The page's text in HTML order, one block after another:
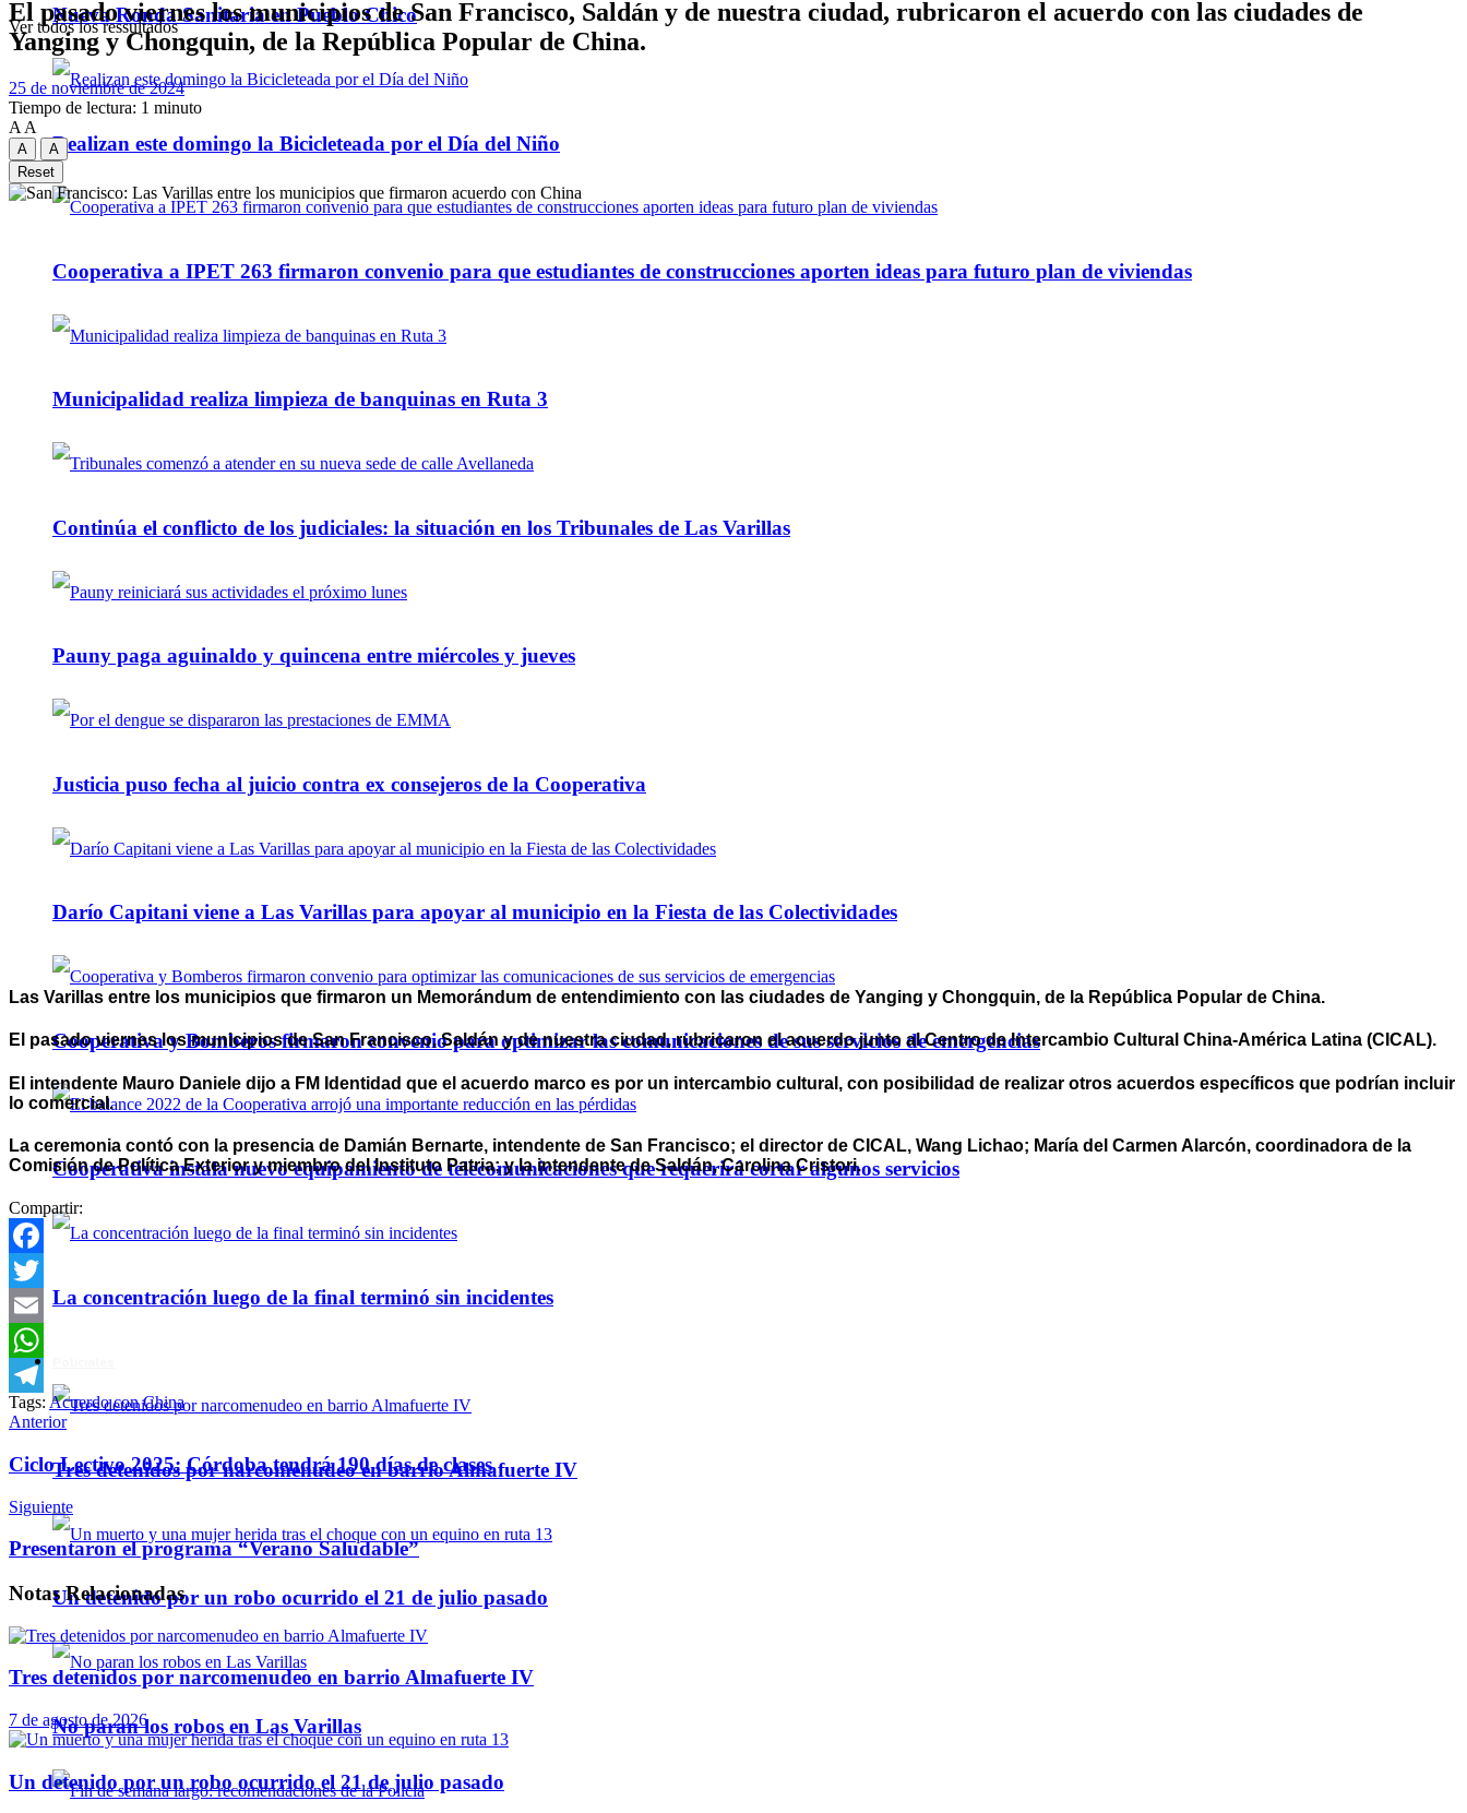
Nueva Ronda Sanitaria en Pueblo Chico
Realizan este domingo la Bicicleteada por el Día del Niño
Cooperativa a IPET 263 firmaron convenio para que estudiantes de construcciones aporten ideas para futuro plan de viviendas
Municipalidad realiza limpieza de banquinas en Ruta 3
Continúa el conflicto de los judiciales: la situación en los Tribunales de Las Varillas
Pauny paga aguinaldo y quincena entre miércoles y jueves
Justicia puso fecha al juicio contra ex consejeros de la Cooperativa
Darío Capitani viene a Las Varillas para apoyar al municipio en la Fiesta de las Colectividades
Cooperativa y Bomberos firmaron convenio para optimizar las comunicaciones de sus servicios de emergencias
Cooperativa instala nuevo equipamiento de telecomunicaciones que requerirá cortar algunos servicios
La concentración luego de la final terminó sin incidentes
Tres detenidos por narcomenudeo en barrio Almafuerte IV
Un detenido por un robo ocurrido el 21 de julio pasado
No paran los robos en Las Varillas
Ver todos los ressultados
El pasado viernes los municipios de San Francisco, Saldán y de nuestra ciudad, rubricaron el acuerdo con las ciudades de
Yanging y Chongquin, de la República Popular de China.
25 de noviembre de 2024
Tiempo de lectura: 1 minuto
A A
A
A
Reset
Las Varillas entre los municipios que firmaron un Memorándum de entendimiento con las ciudades de Yanging y Chongquin, de la República Popular de China.
El pasado viernes los municipios de San Francisco, Saldán y de nuestra ciudad, rubricaron el acuerdo junto al Centro de Intercambio Cultural China-América Latina (CICAL).
El intendente Mauro Daniele dijo a FM Identidad que el acuerdo marco es por un intercambio cultural, con posibilidad de realizar otros acuerdos específicos que podrían incluir
lo comercial.
La ceremonia contó con la presencia de Damián Bernarte, intendente de San Francisco; el director de CICAL, Wang Lichao; María del Carmen Alarcón, coordinadora de la
Comisión de Política Exterior y miembro del Instituto Patria; y la intendente de Saldán, Carolina Cristori.
Compartir:
Facebook
Twitter
Email
WhatsApp
Telegram
Tags: Acuerdo con China
Anterior
Ciclo Lectivo 2025: Córdoba tendrá 190 días de clases
Siguiente
Presentaron el programa “Verano Saludable”
NotasRelacionadas
Tres detenidos por narcomenudeo en barrio Almafuerte IV
7 de agosto de 2026
Un detenido por un robo ocurrido el 21 de julio pasado